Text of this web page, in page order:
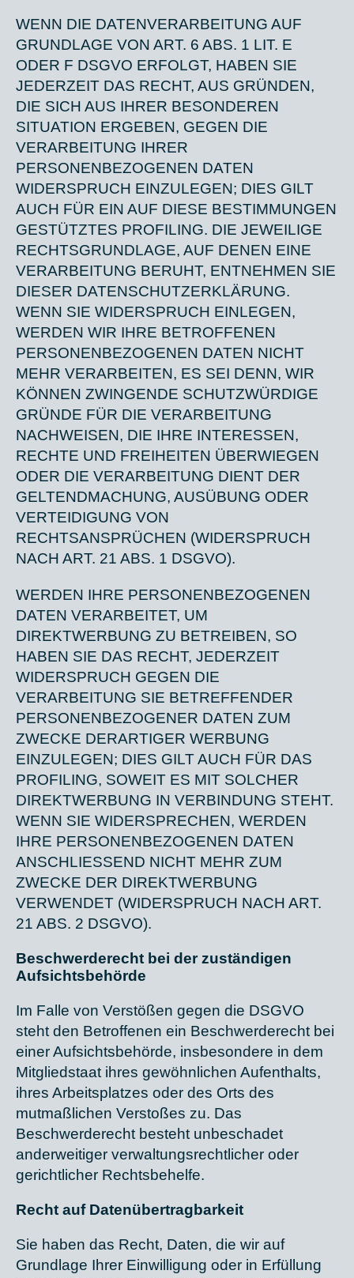
WENN DIE DATENVERARBEITUNG AUF
GRUNDLAGE VON ART. 6 ABS. 1 LIT. E
ODER F DSGVO ERFOLGT, HABEN SIE
JEDERZEIT DAS RECHT, AUS GRÜNDEN,
DIE SICH AUS IHRER BESONDEREN
SITUATION ERGEBEN, GEGEN DIE
VERARBEITUNG IHRER
PERSONENBEZOGENEN DATEN
WIDERSPRUCH EINZULEGEN; DIES GILT
AUCH FÜR EIN AUF DIESE BESTIMMUNGEN
GESTÜTZTES PROFILING. DIE JEWEILIGE
RECHTSGRUNDLAGE, AUF DENEN EINE
VERARBEITUNG BERUHT, ENTNEHMEN SIE
DIESER DATENSCHUTZERKLÄRUNG.
WENN SIE WIDERSPRUCH EINLEGEN,
WERDEN WIR IHRE BETROFFENEN
PERSONENBEZOGENEN DATEN NICHT
MEHR VERARBEITEN, ES SEI DENN, WIR
KÖNNEN ZWINGENDE SCHUTZWÜRDIGE
GRÜNDE FÜR DIE VERARBEITUNG
NACHWEISEN, DIE IHRE INTERESSEN,
RECHTE UND FREIHEITEN ÜBERWIEGEN
ODER DIE VERARBEITUNG DIENT DER
GELTENDMACHUNG, AUSÜBUNG ODER
VERTEIDIGUNG VON
RECHTSANSPRÜCHEN (WIDERSPRUCH
NACH ART. 21 ABS. 1 DSGVO).
WERDEN IHRE PERSONENBEZOGENEN
DATEN VERARBEITET, UM
DIREKTWERBUNG ZU BETREIBEN, SO
HABEN SIE DAS RECHT, JEDERZEIT
WIDERSPRUCH GEGEN DIE
VERARBEITUNG SIE BETREFFENDER
PERSONENBEZOGENER DATEN ZUM
ZWECKE DERARTIGER WERBUNG
EINZULEGEN; DIES GILT AUCH FÜR DAS
PROFILING, SOWEIT ES MIT SOLCHER
DIREKTWERBUNG IN VERBINDUNG STEHT.
WENN SIE WIDERSPRECHEN, WERDEN
IHRE PERSONENBEZOGENEN DATEN
ANSCHLIESSEND NICHT MEHR ZUM
ZWECKE DER DIREKTWERBUNG
VERWENDET (WIDERSPRUCH NACH ART.
21 ABS. 2 DSGVO).
Beschwerde­recht bei der zuständigen
Aufsichts­behörde
Im Falle von Verstößen gegen die DSGVO
steht den Betroffenen ein Beschwerderecht bei
einer Aufsichtsbehörde, insbesondere in dem
Mitgliedstaat ihres gewöhnlichen Aufenthalts,
ihres Arbeitsplatzes oder des Orts des
mutmaßlichen Verstoßes zu. Das
Beschwerderecht besteht unbeschadet
anderweitiger verwaltungsrechtlicher oder
gerichtlicher Rechtsbehelfe.
Recht auf Daten­übertrag­barkeit
Sie haben das Recht, Daten, die wir auf
Grundlage Ihrer Einwilligung oder in Erfüllung